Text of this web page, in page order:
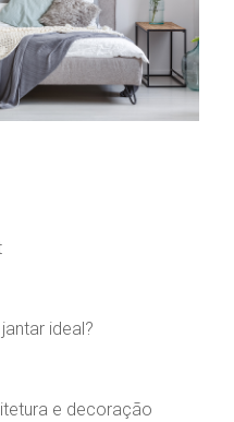
ideal?
e decoração